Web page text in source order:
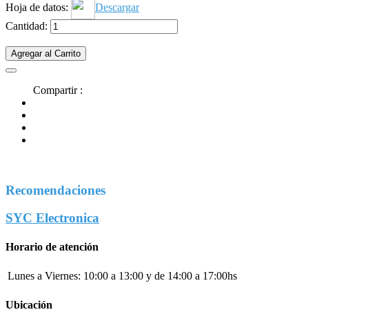
Hoja de datos:
Descargar
Cantidad:
Agregar al Carrito
Compartir :
Recomendaciones
SYC Electronica
Horario de atención
Lunes a Viernes: 10:00 a 13:00 y de 14:00 a 17:00hs
Ubicación